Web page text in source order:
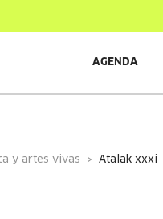
AGENDA
y artes vivas atalak xxxi